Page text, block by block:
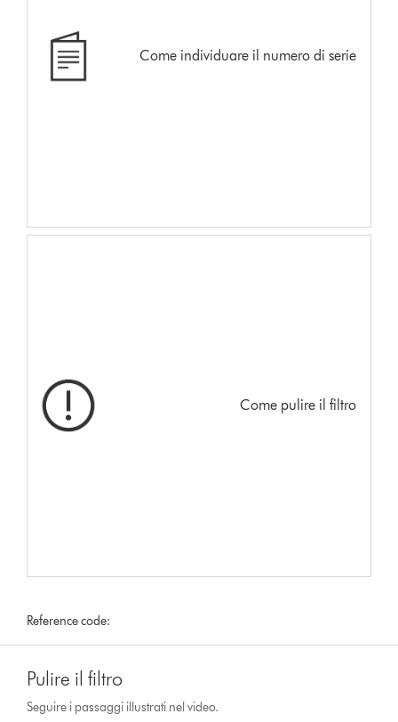
Come individuare il numero di serie
Come pulire il filtro
Reference code:
Pulire il filtro
Seguire i passaggi illustrati nel video.